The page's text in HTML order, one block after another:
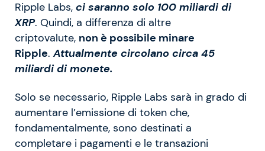
Ripple Labs, ci saranno solo 100 miliardi di
XRP. Quindi, a differenza di altre
criptovalute, non è possibile minare
Ripple.Attualmente circolano circa 45
miliardi di monete.
Solo se necessario, Ripple Labs sarà in grado di
aumentare l’emissione di token che,
fondamentalmente, sono destinati a
completare i pagamenti e le transazioni